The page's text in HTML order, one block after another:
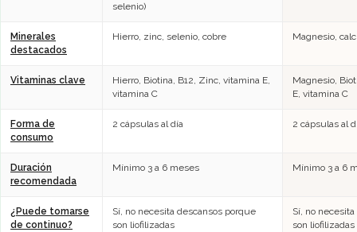
selenio)
Minerales
destacados
Hierro, zinc, selenio, cobre Magnesio,
Vitaminas clave
Hierro, Biotina, B12, Zinc, vitamina E,
vitamina C
Magnesio,
E, vitamina C
Forma de
consumo
2 cápsulas al día 2 cápsulas al
Duración
recomendada
Mínimo 3 a 6 meses Mínimo 3 a 6
¿Puede tomarse
de continuo?
Sí, no necesita descansos porque
son liofilizadas
Sí, no
son liofilizadas